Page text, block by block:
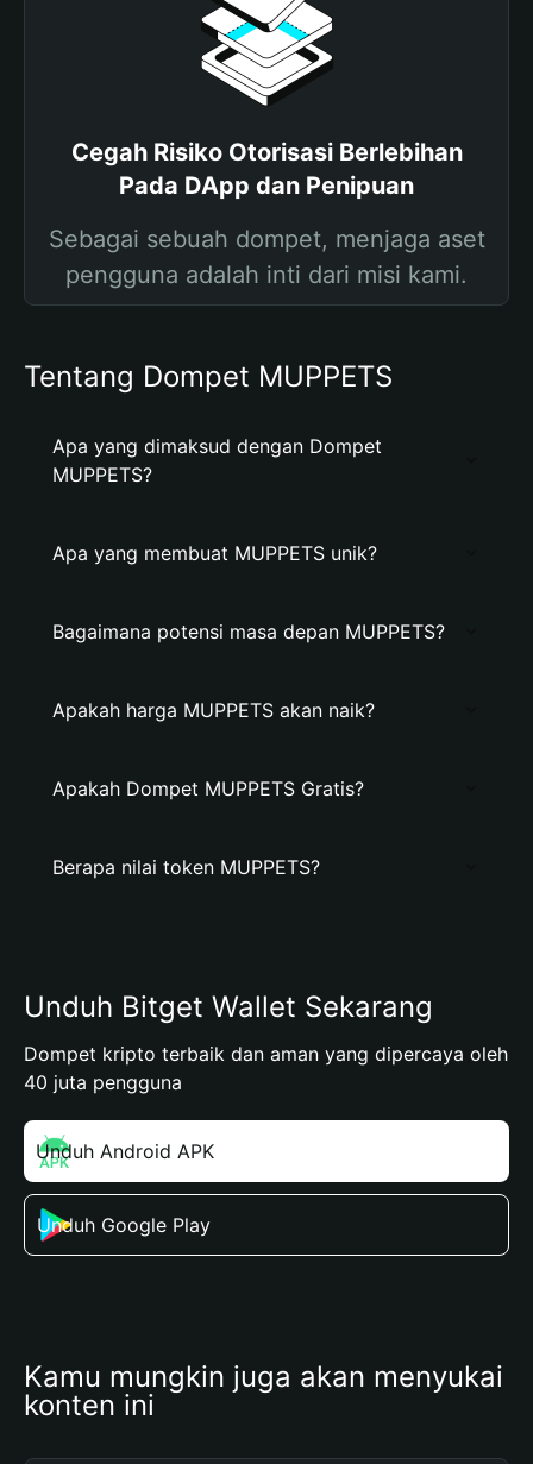
Cegah Risiko Otorisasi Berlebihan
Pada DApp dan Penipuan
Sebagai sebuah dompet, menjaga aset
pengguna adalah inti dari misi kami.
Tentang Dompet MUPPETS
Apa yang dimaksud dengan Dompet
MUPPETS?
Apa yang membuat MUPPETS unik?
Bagaimana potensi masa depan MUPPETS?
Apakah harga MUPPETS akan naik?
Apakah Dompet MUPPETS Gratis?
Berapa nilai token MUPPETS?
Unduh Bitget Wallet Sekarang
Dompet kripto terbaik dan aman yang dipercaya oleh
40 juta pengguna
Unduh Android APK
Unduh Google Play
Kamu mungkin juga akan menyukai
konten ini